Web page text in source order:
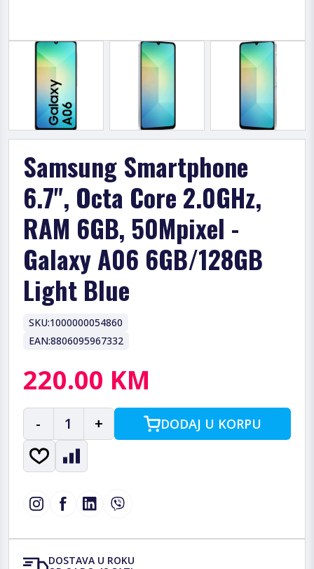
Samsung Smartphone
6.7", Octa Core 2.0GHz,
RAM 6GB, 50Mpixel -
Galaxy A06 6GB/128GB
Light Blue
SKU:1000000054860
EAN:8806095967332
220.00 KM
- 1 + DODAJ U KORPU
DOSTAVA U ROKU